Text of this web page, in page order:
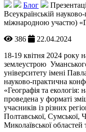
Блог
Всеукраїнській
міжнародною участю)
386
22.04.2024
18-19 квітня 2024 року
землеустрою
університету імені
науково-практична
«Географія та екологія:
проведена у форматі
учасників із різних
Полтавської, Сумської,
Миколаївської областей